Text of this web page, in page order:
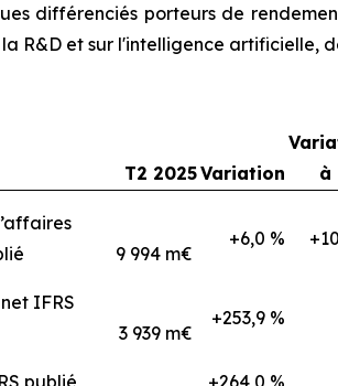
différenciés porteurs de
R&D et sur l'intelligence artificielle,
T2 2025Variation
à
9 994 m€
+6,0 %
IFRS
3 939 m€
+253,9 %